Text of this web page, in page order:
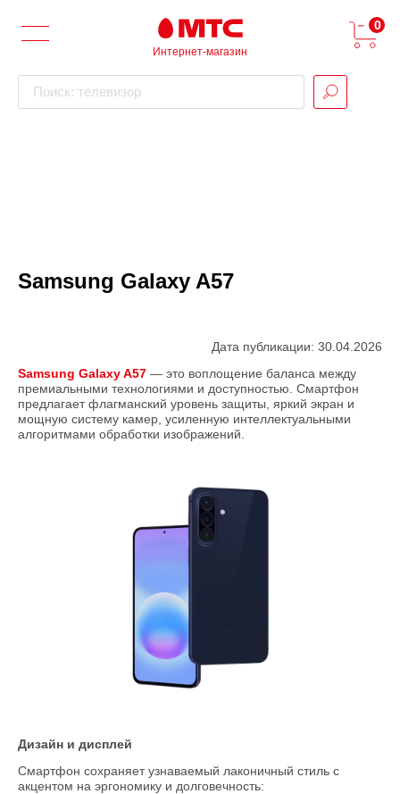
Интернет-магазин
Поиск: телевизор
0
Samsung Galaxy A57
Дата публикации: 30.04.2026
Samsung Galaxy A57 — это воплощение баланса между
премиальными технологиями и доступностью. Смартфон
предлагает флагманский уровень защиты, яркий экран и
мощную систему камер, усиленную интеллектуальными
алгоритмами обработки изображений.
Дизайн и дисплей
Смартфон сохраняет узнаваемый лаконичный стиль с
акцентом на эргономику и долговечность: